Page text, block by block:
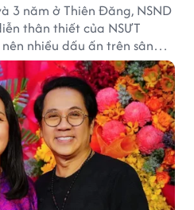
3 năm ở Thiên Đăng, NSND
thân thiết của NSƯT
nhiều dấu ấn trên sân